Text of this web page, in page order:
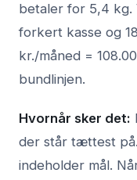
betaler for 5,4 kg.
forkert kasse og
kr./måned =
bundlinjen.
Hvornår sker det:
der står tættest
indeholder mål.